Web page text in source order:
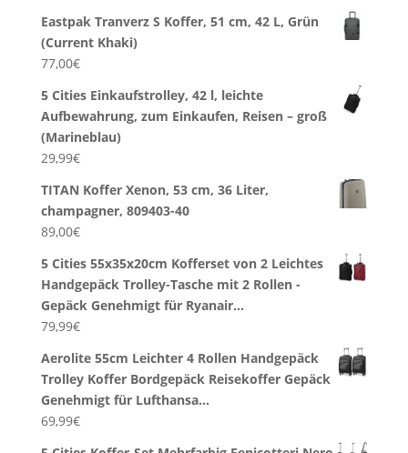
Eastpak Tranverz S Koffer, 51 cm, 42 L, Grün
(Current Khaki)
77,00€
5 Cities Einkaufstrolley, 42 l, leichte
Aufbewahrung, zum Einkaufen, Reisen – groß
(Marineblau)
29,99€
TITAN Koffer Xenon, 53 cm, 36 Liter,
champagner, 809403-40
89,00€
5 Cities 55x35x20cm Kofferset von 2 Leichtes
Handgepäck Trolley-Tasche mit 2 Rollen -
Gepäck Genehmigt für Ryanair…
79,99€
Aerolite 55cm Leichter 4 Rollen Handgepäck
Trolley Koffer Bordgepäck Reisekoffer Gepäck
Genehmigt für Lufthansa…
69,99€